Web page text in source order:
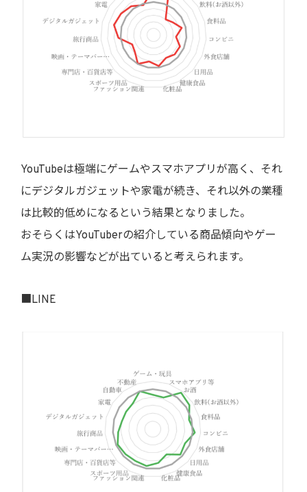
YouTubeは極端にゲームやスマホアプリが高く、それ
にデジタルガジェットや家電が続き、それ以外の業種
は比較的低めになるという結果となりました。
おそらくはYouTuberの紹介している商品傾向やゲー
ム実況の影響などが出ていると考えられます。
■LINE